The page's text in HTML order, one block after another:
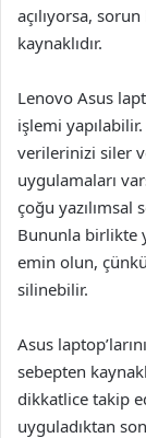
açılıyorsa,
kaynaklıdır.
Lenovo Asus
işlemi
verilerinizi siler
uygulamaları
çoğu yazılımsal
Bununla birlikte
emin olun,
silinebilir.
Asus
sebepten
dikkatlice takip
uyguladıktan